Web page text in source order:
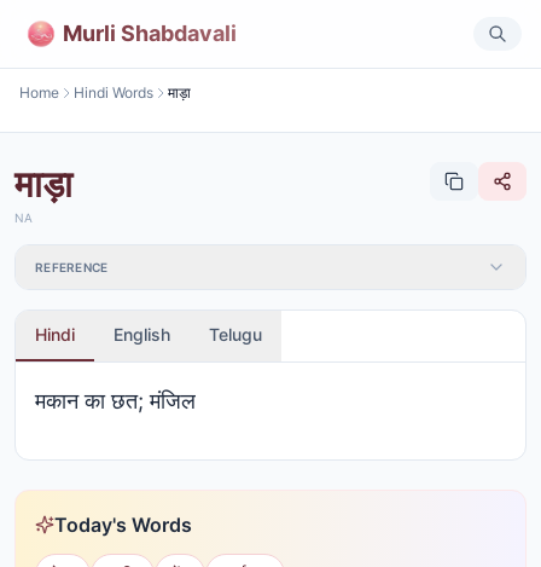
Murli Shabdavali
Home Hindi Words माड़ा
माड़ा
NA
REFERENCE
Hindi English Telugu
मकान का छत; मंजिल
Today's Words